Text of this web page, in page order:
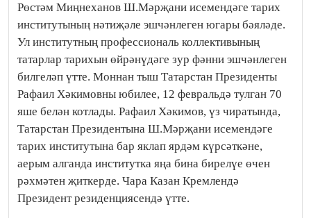
Рөстәм Миңнеханов Ш.Мәрҗани исемендәге тарих
институтының нәтиҗәле эшчәнлеген югары бәяләде.
Ул институтның профессиональ коллективының
татарлар тарихын өйрәнүдәге зур фәнни эшчәнлеген
билгеләп үтте. Моннан тыш Татарстан Президенты
Рафаил Хәкимовны юбилее, 12 февральдә тулган 70
яше белән котлады. Рафаил Хәкимов, үз чиратында,
Татарстан Президентына Ш.Мәрҗани исемендәге
тарих институтына бар яклап ярдәм күрсәткәне,
аерым алганда институтка яңа бина бирелүе өчен
рәхмәтен җиткерде. Чара Казан Кремлендә
Президент резиденциясендә үтте.